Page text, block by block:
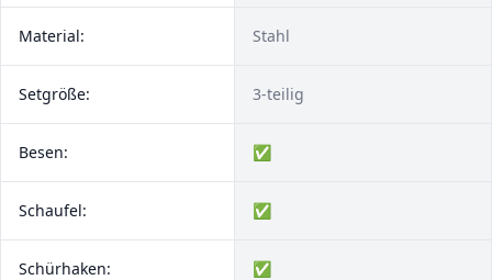
Material: Stahl
Setgröße: 3-teilig
Besen: ✅
Schaufel: ✅
Schürhaken: ✅